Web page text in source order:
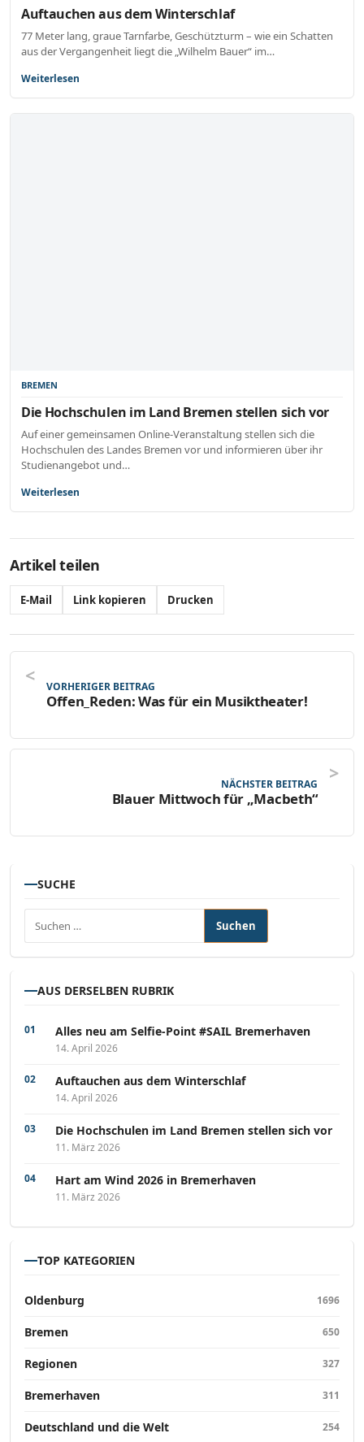
Auftauchen aus dem Winterschlaf
77 Meter lang, graue Tarnfarbe, Geschützturm – wie ein Schatten
aus der Vergangenheit liegt die „Wilhelm Bauer“ im…
Weiterlesen
BREMEN
Die Hochschulen im Land Bremen stellen sich vor
Auf einer gemeinsamen Online-Veranstaltung stellen sich die
Hochschulen des Landes Bremen vor und informieren über ihr
Studienangebot und…
Weiterlesen
Artikel teilen
E-Mail Link kopieren Drucken
VORHERIGER BEITRAG
Offen_Reden: Was für ein Musiktheater!
NÄCHSTER BEITRAG
Blauer Mittwoch für „Macbeth“
SUCHE
Suchen nach:
AUS DERSELBEN RUBRIK
Alles neu am Selfie-Point #SAIL Bremerhaven
14. April 2026
Auftauchen aus dem Winterschlaf
14. April 2026
Die Hochschulen im Land Bremen stellen sich vor
11. März 2026
Hart am Wind 2026 in Bremerhaven
11. März 2026
TOP KATEGORIEN
Oldenburg 1696
Bremen 650
Regionen 327
Bremerhaven 311
Deutschland und die Welt 254